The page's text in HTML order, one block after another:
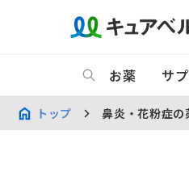
お薬 サ
トップ 鼻炎・花粉症の